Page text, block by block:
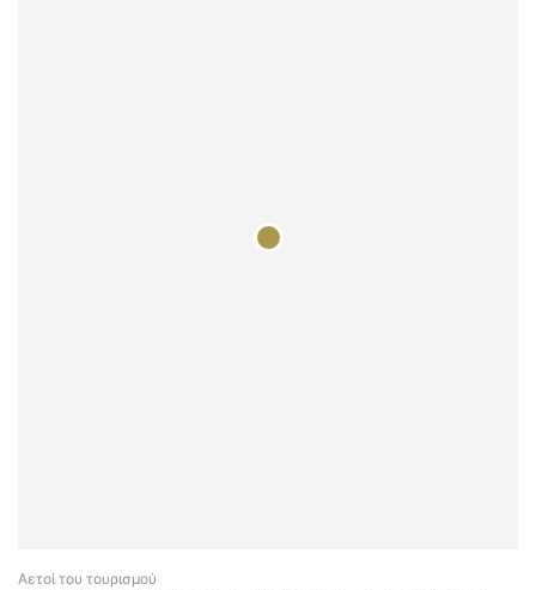
Αετοί του τουρισμού